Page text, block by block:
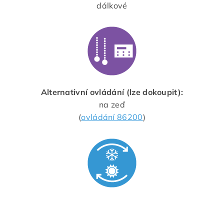
dálkové
Alternativní ovládání (lze dokoupit):
na zeď
(ovládání 86200)